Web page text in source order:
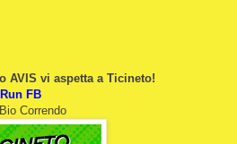
AVIS vi aspetta a Ticineto!
FB
Correndo